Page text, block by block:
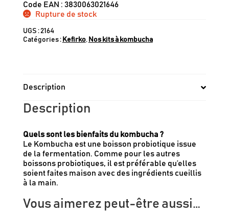
Code EAN : 3830063021646
Rupture de stock
UGS :2164
Catégories : Kefirko, Nos kits à kombucha
Description
Description
Quels sont les bienfaits du kombucha ?
Le Kombucha est une boisson probiotique issue
de la fermentation. Comme pour les autres
boissons probiotiques, il est préférable qu’elles
soient faites maison avec des ingrédients cueillis
à la main.
Vous aimerez peut-être aussi…